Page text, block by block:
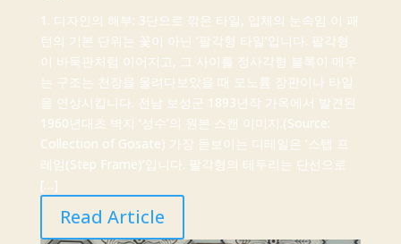
1. 디자인의 해부: 3단으로 깎은 타일, 입체의 눈속임 이 패
턴의 기본 단위는 꽃이 아닌 ‘팔각형 타일’입니다. 팔각형
이 바둑판처럼 이어지고, 그 사이를 정사각형 블록이 메우
는 구조는 천장을 올려다보았을 때 모노륨 장판이나 타일
을 연상시킵니다. 전남 보성군 1893년작 가옥에서 발견된
1960년대초 벽지 ‘성수’의 원본 스캔 이미지.(Source:
Collection of Gosate) 가장 돋보이는 디테일은 ‘스텝 프
레임(Step Frame)’입니다. 팔각형의 테두리는 단선으로
[…]
Read Article